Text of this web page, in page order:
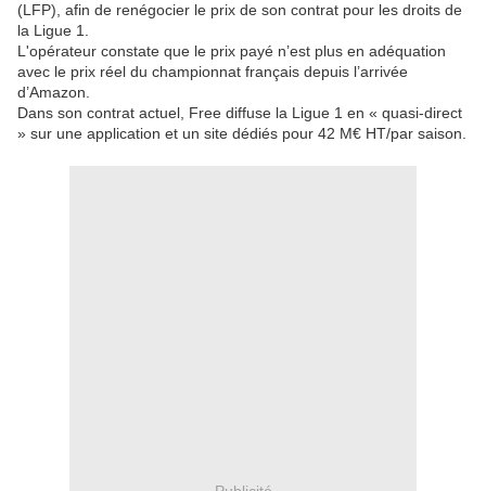
(LFP), afin de renégocier le prix de son contrat pour les droits de
la Ligue 1.
L'opérateur constate que le prix payé n’est plus en adéquation
avec le prix réel du championnat français depuis l’arrivée
d’Amazon.
Dans son contrat actuel, Free diffuse la Ligue 1 en « quasi-direct
» sur une application et un site dédiés pour 42 M€ HT/par saison.